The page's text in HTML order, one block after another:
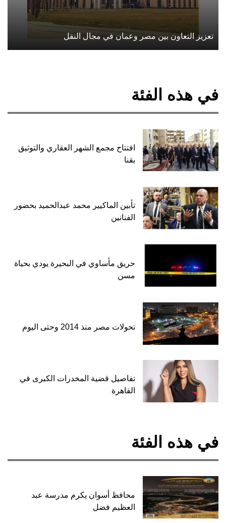
تعزيز التعاون بين مصر وعمان في مجال النقل
في هذه الفئة
افتتاح مجمع الشهر العقاري والتوثيق
بقنا
تأبين الماكيير محمد عبدالحميد بحضور
الفنانين
حريق مأساوي في البحيرة يودي بحياة
مسن
تحولات مصر منذ 2014 وحتى اليوم
تفاصيل قضية المخدرات الكبرى في
القاهرة
في هذه الفئة
محافظ أسوان يكرم مدرسة عبد
العظيم فضل